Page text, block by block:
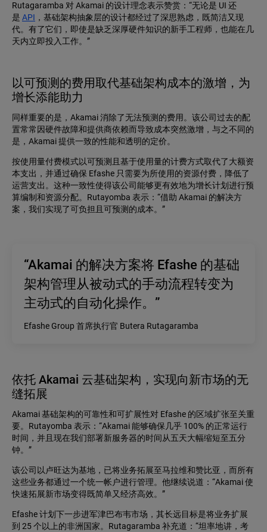
Rutagaramba 对 Akamai 的设计理念表示赞赏：“无论是 UI 还
是 API ，基础架构抽象层的设计都经过了深思熟虑，既简洁又现
代。有了它们，即使是缺乏深厚硬件知识的新手工程师，也能在几
天内立即投入工作。”
以可预测的费用取代基础架构成本的激增，为
增长添能助力
同样重要的是，Akamai 消除了无法预测的费用。该公司过去的配
置常常因硬件故障和提供商依赖而导致成本突然激增，与之不同的
是，Akamai 提供一致的性能和透明的定价。
按使用量付费模式以可预测且基于使用量的计费方式取代了大额资
本支出，并通过确保 Efashe 只需要为所使用的资源付费，降低了
运营支出。这种一致性使得该公司能够更有效地为增长计划进行预
算编制和资源分配。Rutayomba 表示：“借助 Akamai 的解决方
案，我们实现了可负担且可预测的成本。”
“Akamai 的解决方案将 Efashe 的基础
架构管理从被动式的手动流程转变为
主动式的自动化操作。”
Efashe Group 首席执行官 Butera Rutagaramba
依托 Akamai 云基础架构，实现向新市场的无
缝拓展
Akamai 基础架构的可靠性和可扩展性对 Efashe 的区域扩张至关重
要。Rutayomba 表示：“Akamai 能够确保几乎 100% 的正常运行
时间，并且现在我们部署新服务器的时间从五天大幅缩短至五分
钟。”
该公司以卢旺达为基地，已将业务拓展至马拉维和赞比亚，而所有
这些业务都通过一个统一帐户进行管理。他继续说道：“Akamai 使
快速拓展新市场变得既简单又经济高效。”
Efashe 计划下一步进军津巴布韦市场，其长远目标是将业务扩展
到 25 个以上的非洲国家。Rutagaramba 补充道：“坦率地讲，考